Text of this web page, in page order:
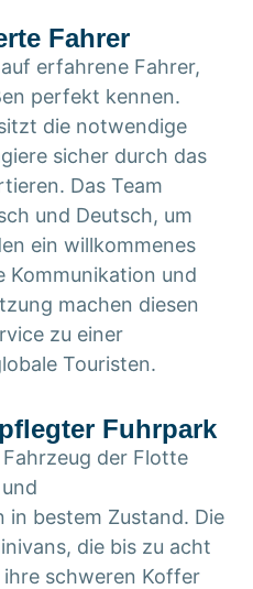
Fahrer
erfahrene Fahrer,
perfekt kennen.
die notwendige
sicher durch das
Das Team
und Deutsch, um
ein willkommenes
Kommunikation und
machen diesen
zu einer
Touristen.
Fuhrpark
der Flotte
in bestem Zustand. Die
die bis zu acht
ihre schweren Koffer